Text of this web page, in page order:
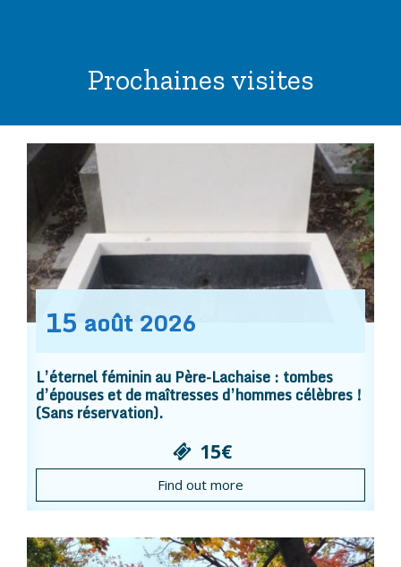
Prochaines visites
15 août 2026
L’éternel féminin au Père-Lachaise : tombes
d’épouses et de maîtresses d’hommes célèbres !
(Sans réservation).
15€
Find out more